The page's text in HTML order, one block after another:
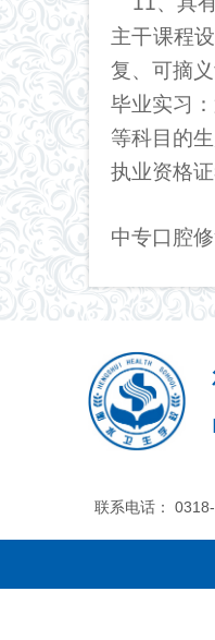
主干课程
复、可摘
毕业实习：
等科目的
执业资格证
中专口腔
联系电话：